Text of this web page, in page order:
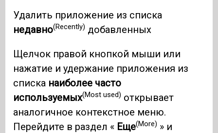
Удалить приложение из списка
недавно(Recently) добавленных
Щелчок правой кнопкой мыши или
нажатие и удержание приложения из
списка наиболее часто
используемых(Most used) открывает
аналогичное контекстное меню.
Перейдите в раздел « Еще(More) » и